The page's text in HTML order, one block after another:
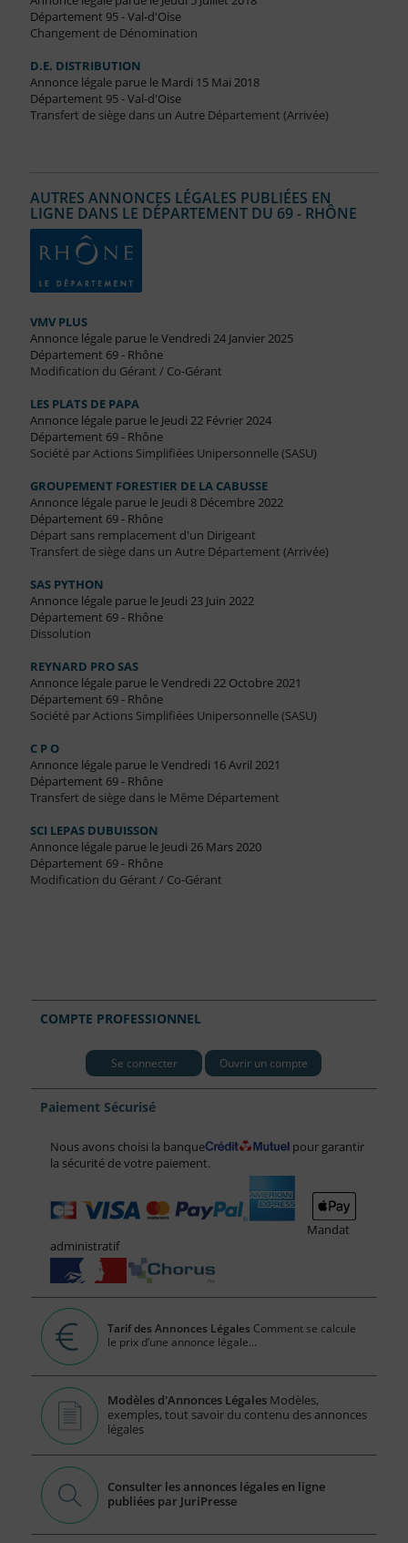
Département 95 - Val-d'Oise
Changement de Dénomination
D.E. DISTRIBUTION
Annonce légale parue le Mardi 15 Mai 2018
Département 95 - Val-d'Oise
Transfert de siège dans un Autre Département (Arrivée)
AUTRES ANNONCES LÉGALES PUBLIÉES EN
LIGNE DANS LE DÉPARTEMENT DU 69 - RHÔNE
VMV PLUS
Annonce légale parue le Vendredi 24 Janvier 2025
Département 69 - Rhône
Modification du Gérant / Co-Gérant
LES PLATS DE PAPA
Annonce légale parue le Jeudi 22 Février 2024
Département 69 - Rhône
Société par Actions Simplifiées Unipersonnelle (SASU)
GROUPEMENT FORESTIER DE LA CABUSSE
Annonce légale parue le Jeudi 8 Décembre 2022
Département 69 - Rhône
Départ sans remplacement d'un Dirigeant
Transfert de siège dans un Autre Département (Arrivée)
SAS PYTHON
Annonce légale parue le Jeudi 23 Juin 2022
Département 69 - Rhône
Dissolution
REYNARD PRO SAS
Annonce légale parue le Vendredi 22 Octobre 2021
Département 69 - Rhône
Société par Actions Simplifiées Unipersonnelle (SASU)
C P O
Annonce légale parue le Vendredi 16 Avril 2021
Département 69 - Rhône
Transfert de siège dans le Même Département
SCI LEPAS DUBUISSON
Annonce légale parue le Jeudi 26 Mars 2020
Département 69 - Rhône
Modification du Gérant / Co-Gérant
COMPTE PROFESSIONNEL
Se connecter Ouvrir un compte
Paiement Sécurisé
Nous avons choisi la banque
pour garantir
la sécurité de votre paiement.
Mandat
administratif
Tarif des Annonces Légales Comment se calcule
le prix d’une annonce légale...
Modèles d'Annonces Légales Modèles,
exemples, tout savoir du contenu des annonces
légales
Consulter les annonces légales en ligne
publiées par JuriPresse